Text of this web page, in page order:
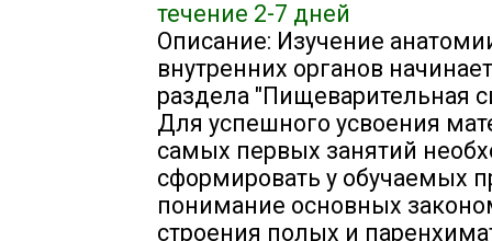
течение 2-7 дней
Описание: Изучение
внутренних органов
раздела "Пищеварительная
Для успешного усвоения
самых первых занятий
сформировать у обучаемых
понимание основных
строения полых и